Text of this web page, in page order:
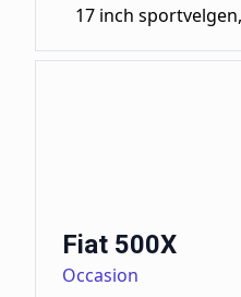
17 inch
Fiat 500X
Occasion